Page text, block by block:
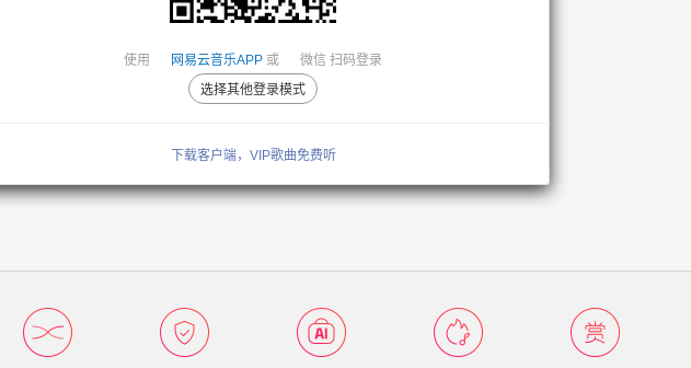
使用 网易云音乐APP 或 微信 扫码登录
选择其他登录模式
下载客户端，VIP歌曲免费听